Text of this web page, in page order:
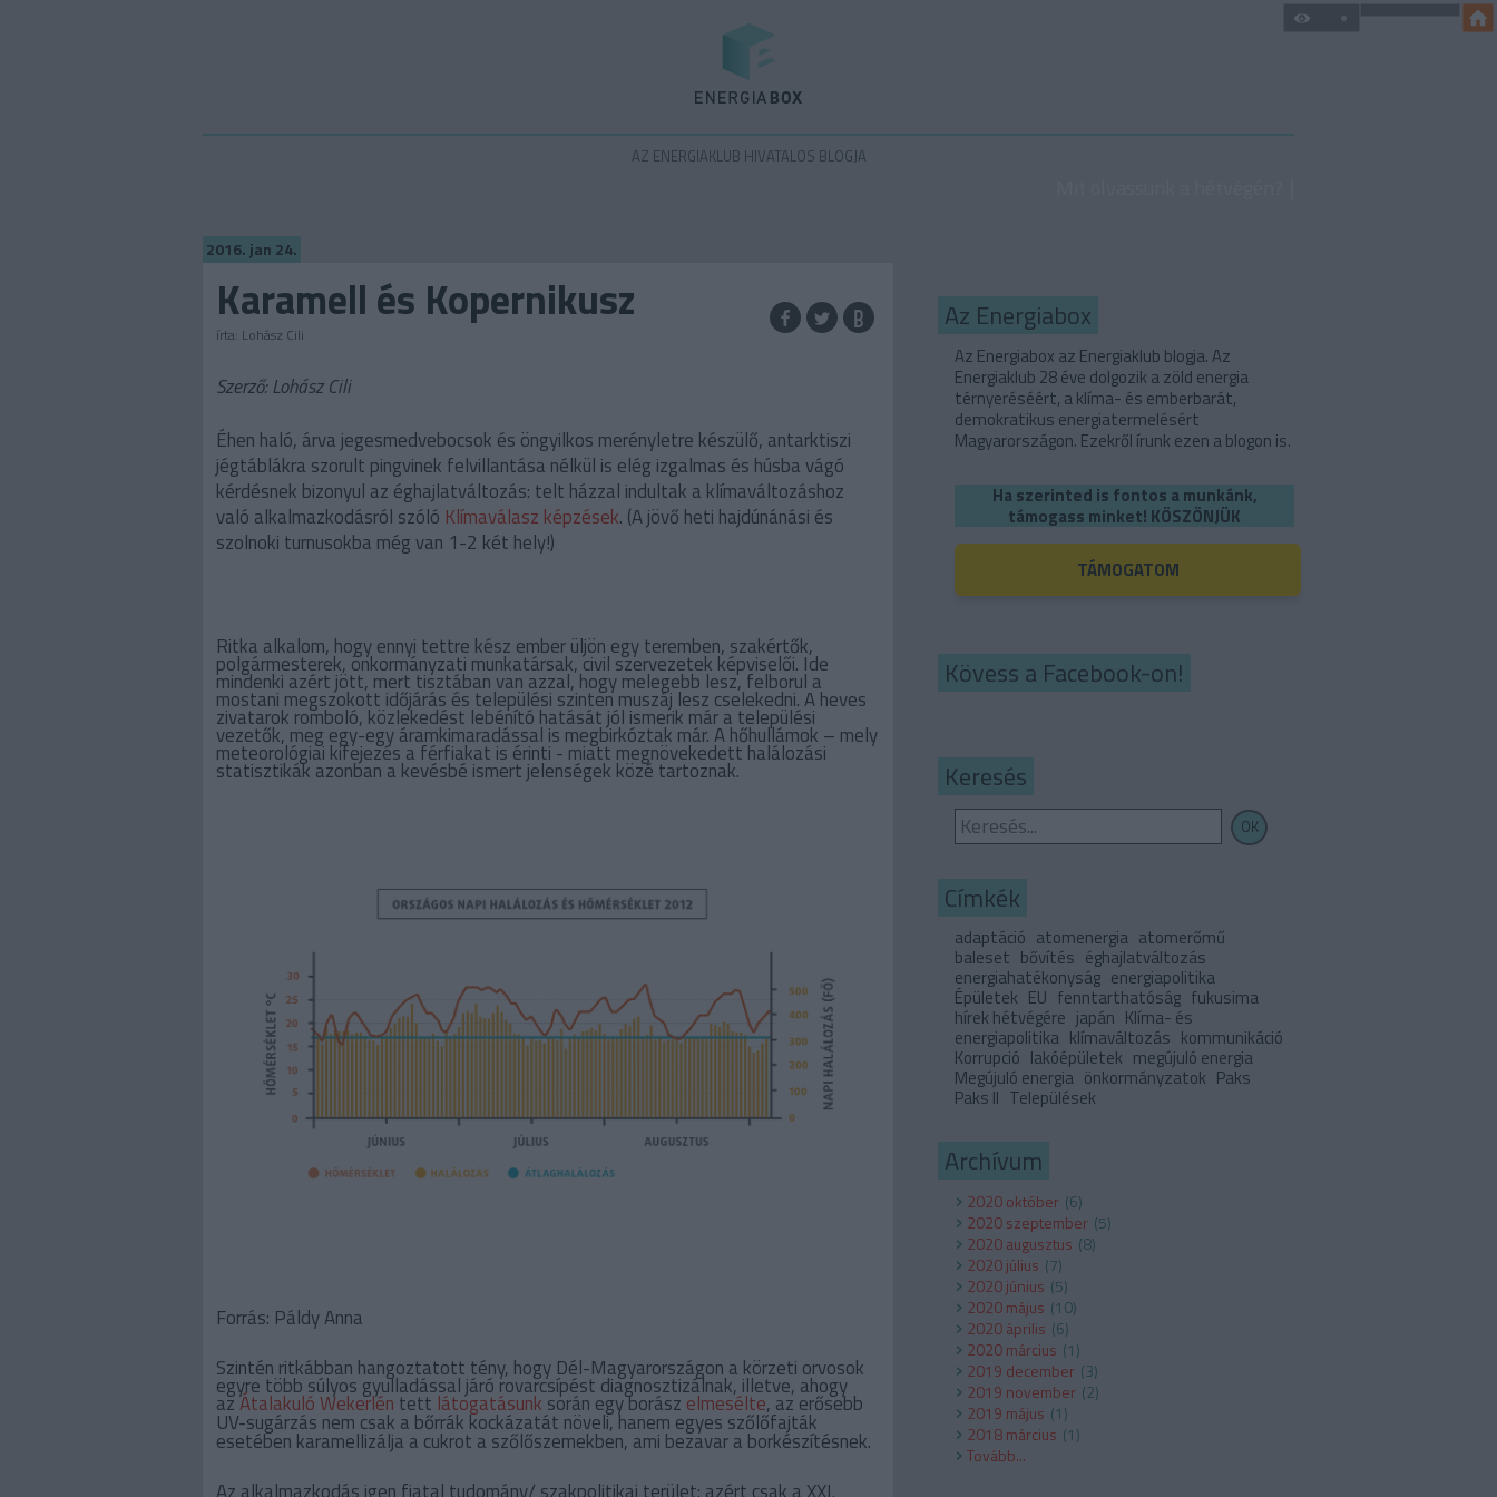
AZ ENERGIAKLUB HIVATALOS BLOGJA
2016. jan 24.
Karamell és Kopernikusz
írta: Lohász Cili
Szerző: Lohász Cili
Éhen haló, árva jegesmedvebocsok és öngyilkos merényletre készülő, antarktiszi
jégtáblákra szorult pingvinek felvillantása nélkül is elég izgalmas és húsba vágó
kérdésnek bizonyul az éghajlatváltozás: telt házzal indultak a klímaváltozáshoz
való alkalmazkodásról szóló Klímaválasz képzések. (A jövő heti hajdúnánási és
szolnoki turnusokba még van 1-2 két hely!)
Ritka alkalom, hogy ennyi tettre kész ember üljön egy teremben, szakértők,
polgármesterek, önkormányzati munkatársak, civil szervezetek képviselői. Ide
mindenki azért jött, mert tisztában van azzal, hogy melegebb lesz, felborul a
mostani megszokott időjárás és települési szinten muszáj lesz cselekedni. A heves
zivatarok romboló, közlekedést lebénító hatását jól ismerik már a települési
vezetők, meg egy-egy áramkimaradással is megbirkóztak már. A hőhullámok – mely
meteorológiai kifejezés a férfiakat is érinti - miatt megnövekedett halálozási
statisztikák azonban a kevésbé ismert jelenségek közé tartoznak.
Forrás: Páldy Anna
Szintén ritkábban hangoztatott tény, hogy Dél-Magyarországon a körzeti orvosok
egyre több súlyos gyulladással járó rovarcsípést diagnosztizálnak, illetve, ahogy
azÁtalakuló Wekerlén tett látogatásunk során egy borász elmesélte, az erősebb
UV-sugárzás nem csak a bőrrák kockázatát növeli, hanem egyes szőlőfajták
esetében karamellizálja a cukrot a szőlőszemekben, ami bezavar a borkészítésnek.
Az alkalmazkodás igen fiatal tudomány/ szakpolitikai terület: azért csak a XXI.
Az Energiabox
Az Energiabox az Energiaklub blogja. Az
Energiaklub 28 éve dolgozik a zöld energia
térnyeréséért, a klíma- és emberbarát,
demokratikus energiatermelésért
Magyarországon. Ezekről írunk ezen a blogon is.
Ha szerinted is fontos a munkánk,
támogass minket! KÖSZÖNJÜK
TÁMOGATOM
Kövess a Facebook-on!
Keresés
Címkék
adaptáció atomenergia atomerőmű
baleset bővítés éghajlatváltozás
energiahatékonyság energiapolitika
Épületek EU fenntarthatóság fukusima
hírek hétvégére japán Klíma- és
energiapolitika klímaváltozás kommunikáció
Korrupció lakóépületek megújuló energia
Megújuló energia önkormányzatok Paks
Paks II Települések
Archívum
2020 október (6)
2020 szeptember (5)
2020 augusztus (8)
2020 július (7)
2020 június (5)
2020 május (10)
2020 április (6)
2020 március (1)
2019 december (3)
2019 november (2)
2019 május (1)
2018 március (1)
Tovább...